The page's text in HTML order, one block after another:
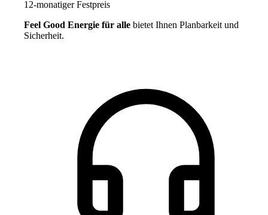
12-monatiger Festpreis
Feel Good Energie für alle bietet Ihnen Planbarkeit und
Sicherheit.